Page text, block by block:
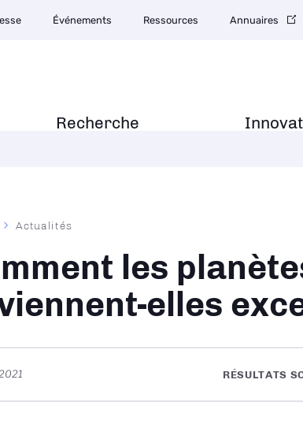
Recherche
Événements Ressources Annuaires
Actualités
les
elles
RÉSULTATS